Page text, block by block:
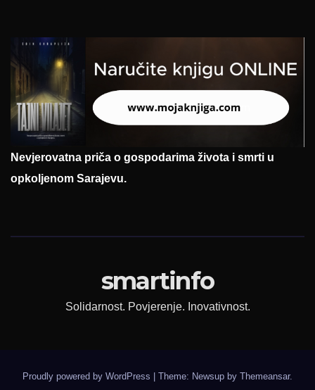
Nevjerovatna priča o gospodarima života i smrti u
opkoljenom Sarajevu.
smartinfo
Solidarnost. Povjerenje. Inovativnost.
Proudly powered by WordPress | Theme: Newsup by Themeansar.